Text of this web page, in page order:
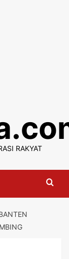
RAKYAT